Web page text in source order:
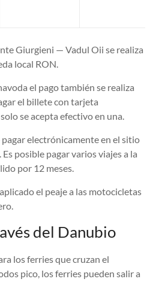
Giurgieni — Vadul Oii se realiza
local RON.
el pago también se realiza
el billete con tarjeta
se acepta efectivo en una.
electrónicamente en el sitio
. Es posible pagar varios viajes a la
por 12 meses.
el peaje a las motocicletas
del Danubio
los ferries que cruzan el
pico, los ferries pueden salir a